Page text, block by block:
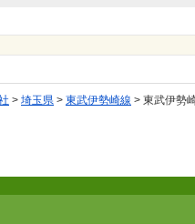
> 埼玉県 > 東武伊勢崎線 > 東武伊勢